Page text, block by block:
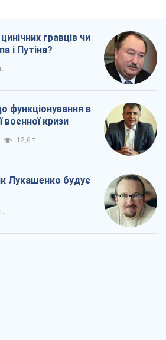
гравців чи
і Путіна?
функціонування в
кризи
12,6 т.
Лукашенко будує